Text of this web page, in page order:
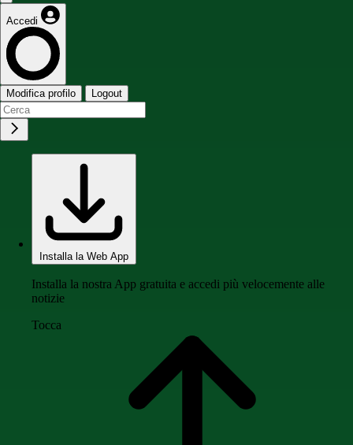
Accedi
Modifica profilo Logout
Installa la Web App
Installa la nostra App gratuita e accedi più velocemente alle
notizie
Tocca